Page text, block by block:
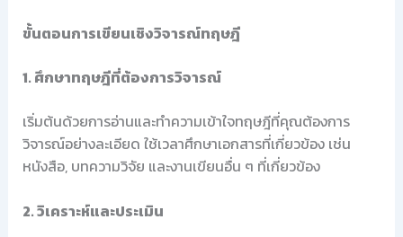
ขั้นตอนการเขียนเชิงวิจารณ์ทฤษฎี
1. ศึกษาทฤษฎีที่ต้องการวิจารณ์
เริ่มต้นด้วยการอ่านและทำความเข้าใจทฤษฎีที่คุณต้องการ
วิจารณ์อย่างละเอียด ใช้เวลาศึกษาเอกสารที่เกี่ยวข้อง เช่น
หนังสือ, บทความวิจัย และงานเขียนอื่น ๆ ที่เกี่ยวข้อง
2. วิเคราะห์และประเมิน